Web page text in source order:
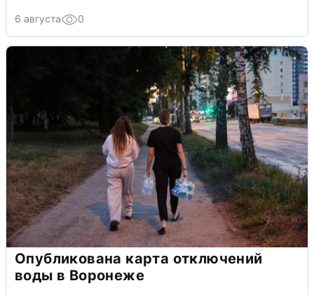
6 августа 0
Опубликована карта отключений
воды в Воронеже